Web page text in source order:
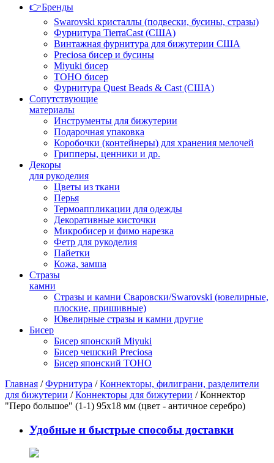
👉Бренды
Swarovski кристаллы (подвески, бусины, стразы)
Фурнитура TierraCast (США)
Винтажная фурнитура для бижутерии США
Preciosa бисер и бусины
Miyuki бисер
TOHO бисер
Фурнитура Quest Beads & Cast (США)
Сопутствующие
материалы
Инструменты для бижутерии
Подарочная упаковка
Коробочки (контейнеры) для хранения мелочей
Грипперы, ценники и др.
Декоры
для рукоделия
Цветы из ткани
Перья
Термоаппликации для одежды
Декоративные кисточки
Микробисер и фимо нарезка
Фетр для рукоделия
Пайетки
Кожа, замша
Стразы
камни
Стразы и камни Сваровски/Swarovski (ювелирные,
плоские, пришивные)
Ювелирные стразы и камни другие
Бисер
Бисер японский Miyuki
Бисер чешский Preciosa
Бисер японский TOHO
Главная /Фурнитура /Коннекторы, филиграни, разделители
для бижутерии /Коннекторы для бижутерии / Коннектор
"Перо большое" (1-1) 95х18 мм (цвет - античное серебро)
Удобные и быстрые способы доставки